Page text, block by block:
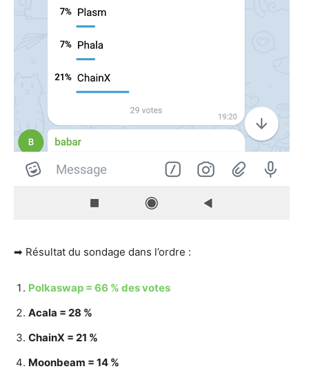
➡ Résultat du sondage dans l’ordre :
Polkaswap = 66 % des votes
Acala = 28 %
ChainX = 21 %
Moonbeam = 14 %